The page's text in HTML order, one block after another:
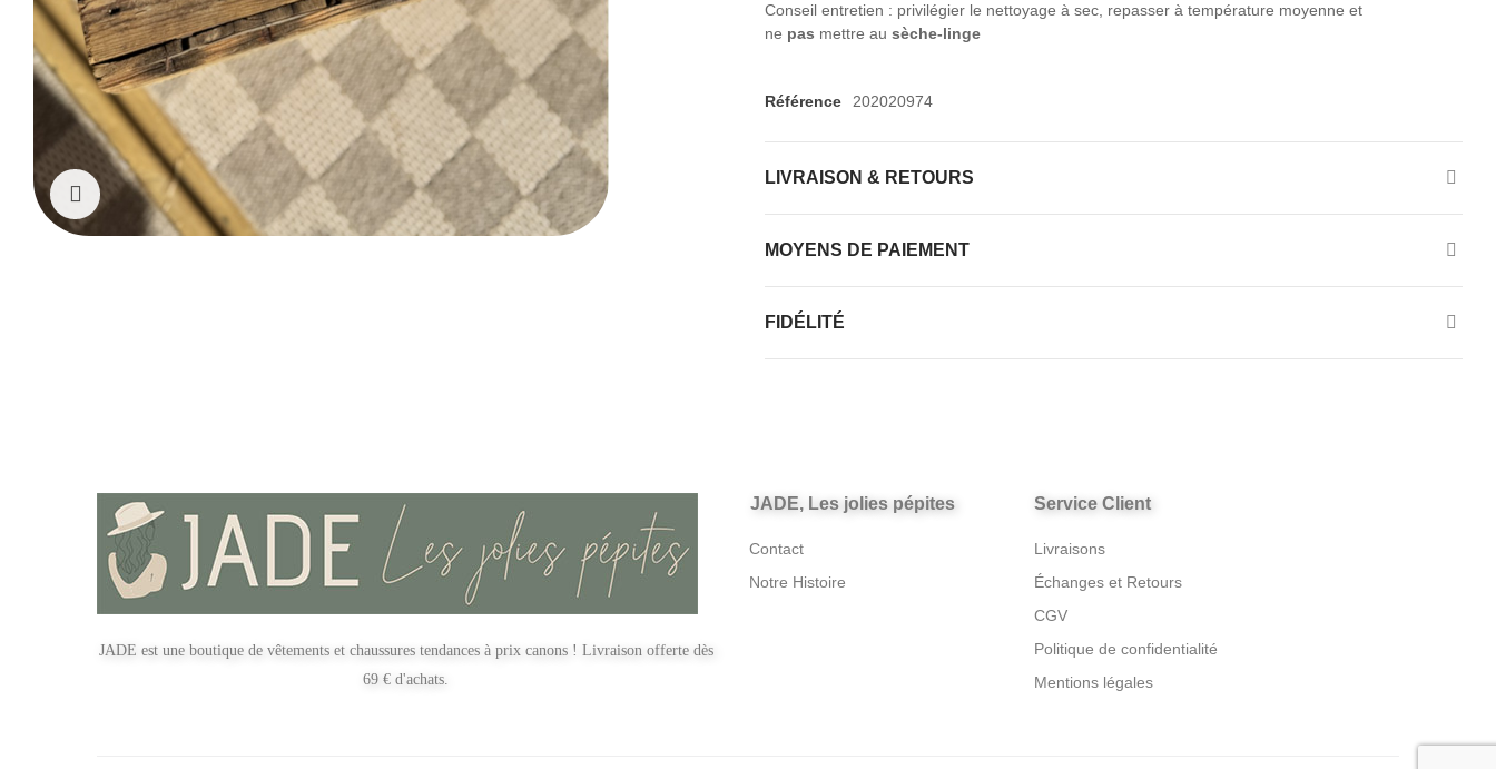
Cliquez pour agrandir
Conseil entretien : privilégier le nettoyage à sec, repasser à température moyenne et
ne pas mettre au sèche-linge
Référence 202020974
LIVRAISON & RETOURS
MOYENS DE PAIEMENT
FIDÉLITÉ
JADE est une boutique de vêtements et chaussures tendances à prix canons ! Livraison offerte dès
69 € d'achats.
JADE, Les jolies pépites
Contact
Notre Histoire
Service Client
Livraisons
Échanges et Retours
CGV
Politique de confidentialité
Mentions légales